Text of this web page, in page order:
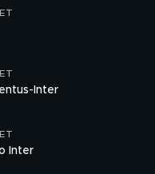
Inter
Inter